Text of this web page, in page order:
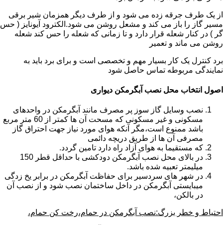
از یک طرف جرقه زده می شود و از طرف دیگر همزمان شیر برقی
مسیر گاز را باز می کند و مشعل روشن می شود.الکترود آیونایز ( حس
گر ) در کنار شعله قرار دارد و تا زمانی که شعله را حس کند شعله
روشن می ماند و تعمیر
برد کنترل یک کار بسیار مهم و تخصصی است و برای برد باید به
نمایندگی مربوطه تماس حاصل شود
اصول انتخاب محل نصب آبگرمکن دیواری
نصب وسایل گاز سوز پر مصرف مانند آبگرمکن در واحدهای
مسکونی و غیر مسکونی که مسحت آن ها کمتر از 60 متر مربع
باشد ممنوع است،مگر آنکه هوای مورد نیاز جهت احتراق گاز
مصرفی آن ها از طریق دریچه دائمی
که مستقیما به هوای آزاد راه دارد تامین گردد.
در بالای محل نصب آبگرمکن دودکشی با حداقل قطر 150
میلیمتر تعبیه شده باشد.
در شهر های سردسیر برای حفاظت آبگرمکن در برابر یخ زدگی
میبایستی آبگرمکن در داخل ساختمان نصب شود و از نصب آن
در بالکن،
احتیاط و خطر بزرگ:نصب آبگرمکن در حمام،رخت کن حمام،